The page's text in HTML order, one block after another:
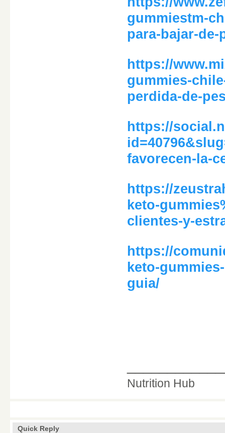
gummiestm-
para-bajar-de-
https://
gummies-
perdida-de-
https://
favorecen-la-
https://
keto-
clientes-y-
https://
keto-
guia/
Nutrition Hub
Quick Reply